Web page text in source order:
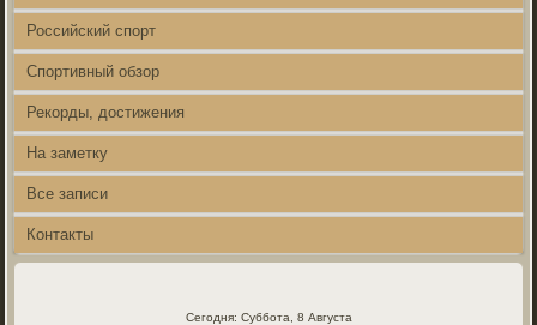
Российский спорт
Спортивный обзор
Рекорды, достижения
На заметку
Все записи
Контакты
Сегодня: Суббота, 8 Августа